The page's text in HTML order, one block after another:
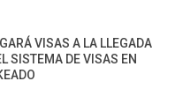
VISAS A LA LLEGADA
SISTEMA DE VISAS EN